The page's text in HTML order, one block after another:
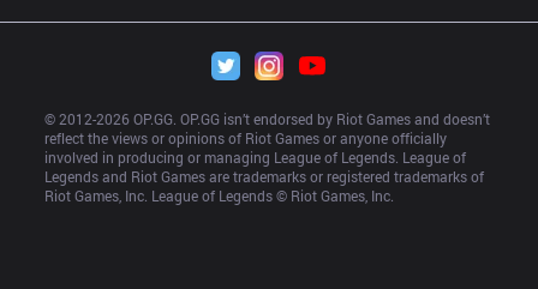
© 2012-2026 OP.GG. OP.GG isn’t endorsed by Riot Games and doesn’t
reflect the views or opinions of Riot Games or anyone officially
involved in producing or managing League of Legends. League of
Legends and Riot Games are trademarks or registered trademarks of
Riot Games, Inc. League of Legends © Riot Games, Inc.